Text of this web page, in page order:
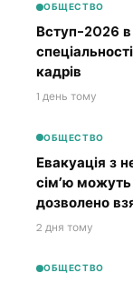
ОБЩЕСТВО
Вступ-2026 в
кадрів
1 день тому
ОБЩЕСТВО
Евакуація з
сім’ю
дозволено
2 дня тому
ОБЩЕСТВО